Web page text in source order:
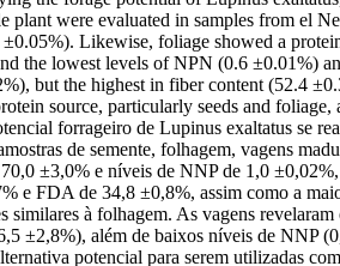
were evaluated in samples from el
Likewise, foliage showed a
the lowest levels of NPN (0.6 ±0.01%)
but the highest in fiber content (52.4
source, particularly seeds and
forrageiro de Lupinus exaltatus se
de semente, folhagem, vagens
±3,0% e níveis de NNP de 1,0
FDA de 34,8 ±0,8%, assim como a
à folhagem. As vagens
além de baixos níveis de NNP
potencial para serem utilizadas